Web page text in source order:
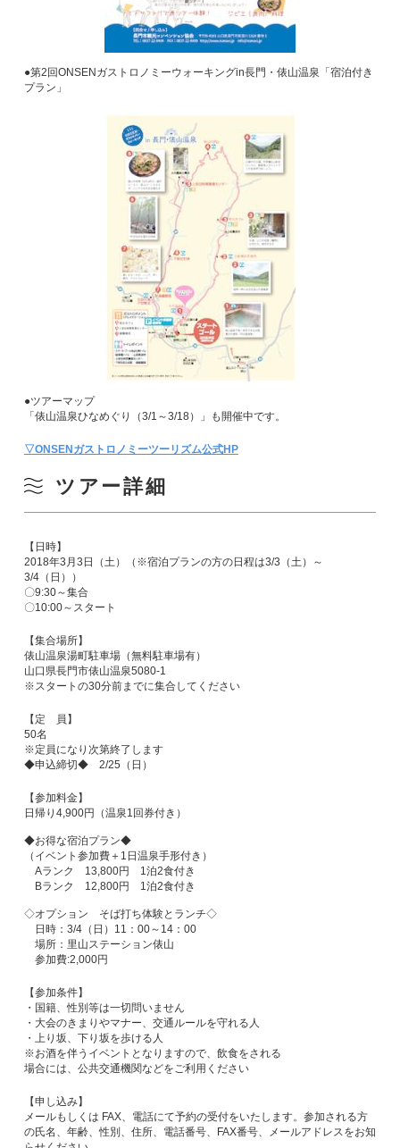
●第2回ONSENガストロノミーウォーキングin長門・俵山温泉「宿泊付き
プラン」
●ツアーマップ
「俵山温泉ひなめぐり（3/1～3/18）」も開催中です。
▽ONSENガストロノミーツーリズム公式HP
ツアー詳細
【日時】
2018年3月3日（土）（※宿泊プランの方の日程は3/3（土）～
3/4（日））
〇9:30～集合
〇10:00～スタート
【集合場所】
俵山温泉湯町駐車場（無料駐車場有）
山口県長門市俵山温泉5080-1
※スタートの30分前までに集合してください
【定 員】
50名
※定員になり次第終了します
◆申込締切◆ 2/25（日）
【参加料金】
日帰り4,900円（温泉1回券付き）
◆お得な宿泊プラン◆
（イベント参加費＋1日温泉手形付き）
Aランク 13,800円 1泊2食付き
Bランク 12,800円 1泊2食付き
◇オプション そば打ち体験とランチ◇
日時：3/4（日）11：00～14：00
場所：里山ステーション俵山
参加費:2,000円
【参加条件】
・国籍、性別等は一切問いません
・大会のきまりやマナー、交通ルールを守れる人
・上り坂、下り坂を歩ける人
※お酒を伴うイベントとなりますので、飲食をされる
場合には、公共交通機関などをご利用ください
【申し込み】
メールもしくは FAX、電話にて予約の受付をいたします。参加される方
の氏名、年齢、性別、住所、電話番号、FAX番号、メールアドレスをお知